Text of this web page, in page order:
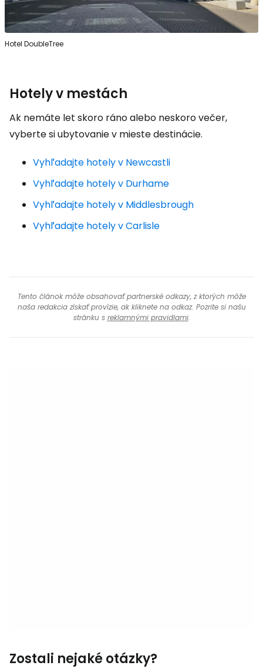
Hotel DoubleTree
Hotely v mestách
Ak nemáte let skoro ráno alebo neskoro večer,
vyberte si ubytovanie v mieste destinácie.
Vyhľadajte hotely v Newcastli
Vyhľadajte hotely v Durhame
Vyhľadajte hotely v Middlesbrough
Vyhľadajte hotely v Carlisle
Tento článok môže obsahovať partnerské odkazy, z ktorých môže
naša redakcia získať provízie, ak kliknete na odkaz. Pozrite si našu
stránku s reklamnými pravidlami.
Zostali nejaké otázky?